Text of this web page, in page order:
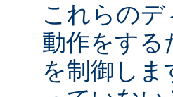
これらの
動作をする
を制御し